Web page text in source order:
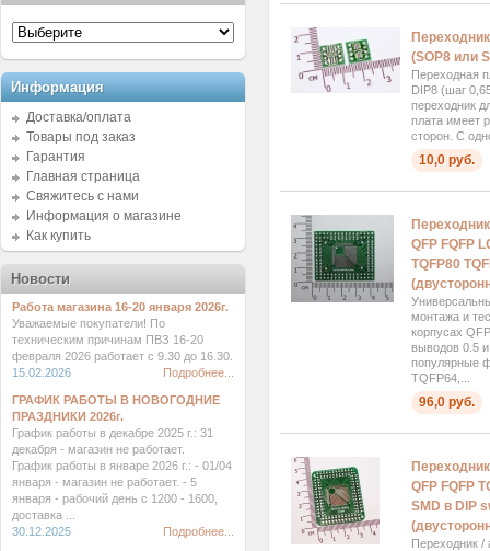
(SOP8 или
Переходная
DIP8 (шаг
переходник
плата имеет
сторон. С
10,0 руб.
QFP FQFP
TQFP80
монтажа и
корпусах
выводов 0.5
популярные
TQFP64,...
96,0 руб.
QFP FQFP
SMD в DIP
Переходник /
Информация
Доставка/оплата
Товары под заказ
Гарантия
Главная страница
Свяжитесь с нами
Информация о магазине
Как купить
Новости
Работа магазина 16-20 января 2026г.
Уважаемые покупатели! По
техническим причинам ПВЗ 16-20
февраля 2026 работает с 9.30 до 16.30.
15.02.2026
Подробнее...
ГРАФИК РАБОТЫ В НОВОГОДНИЕ
ПРАЗДНИКИ 2026г.
График работы в декабре 2025 г.: 31
декабря - магазин не работает.
График работы в январе 2026 г.: - 01/04
января - магазин не работает. - 5
января - рабочий день с 1200 - 1600,
доставка ...
30.12.2025
Подробнее...